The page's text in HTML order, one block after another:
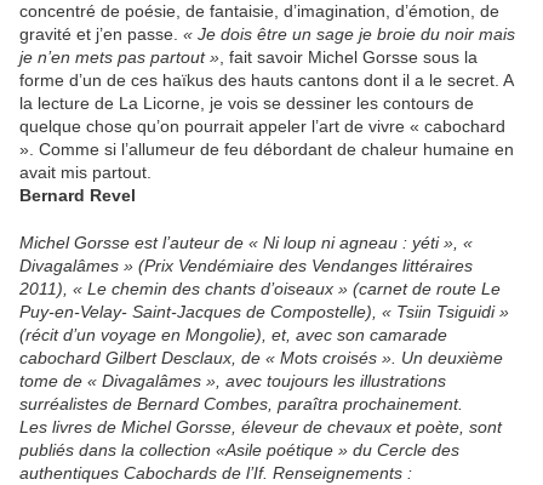
concentré de poésie, de fantaisie, d’imagination, d’émotion, de
gravité et j’en passe. « Je dois être un sage je broie du noir mais
je n’en mets pas partout » , fait savoir Michel Gorsse sous la
forme d’un de ces haïkus des hauts cantons dont il a le secret. A
la lecture de La Licorne, je vois se dessiner les contours de
quelque chose qu’on pourrait appeler l’art de vivre « cabochard
». Comme si l’allumeur de feu débordant de chaleur humaine en
avait mis partout.
Bernard Revel
Michel Gorsse est l’auteur de « Ni loup ni agneau : yéti », «
Divagalâmes » (Prix Vendémiaire des Vendanges littéraires
2011), « Le chemin des chants d’oiseaux » (carnet de route Le
Puy-en-Velay- Saint-Jacques de Compostelle), « Tsiin Tsiguidi »
(récit d’un voyage en Mongolie), et, avec son camarade
cabochard Gilbert Desclaux, de « Mots croisés ». Un deuxième
tome de « Divagalâmes », avec toujours les illustrations
surréalistes de Bernard Combes, paraîtra prochainement.
Les livres de Michel Gorsse, éleveur de chevaux et poète, sont
publiés dans la collection «Asile poétique » du Cercle des
authentiques Cabochards de l’If. Renseignements :